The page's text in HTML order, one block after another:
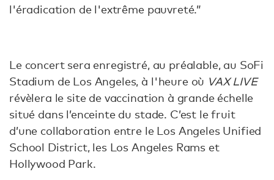
l'éradication de l'extrême pauvreté.”
Le concert sera enregistré, au préalable, au SoFi
Stadium de Los Angeles, à l'heure où VAX LIVE
révèlera le site de vaccination à grande échelle
situé dans l’enceinte du stade. C’est le fruit
d’une collaboration entre le Los Angeles Unified
School District, les Los Angeles Rams et
Hollywood Park.